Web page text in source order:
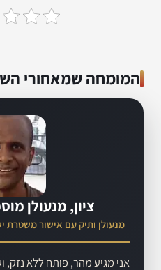
המומחה שמאחורי
ציון, מנעולן
מנעולן ותיק עם אישור משטרת
אני מגיע מהר, פותח ללא נזק,